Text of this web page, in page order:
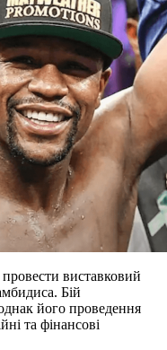
виставковий
Бій
його проведення
та фінансові